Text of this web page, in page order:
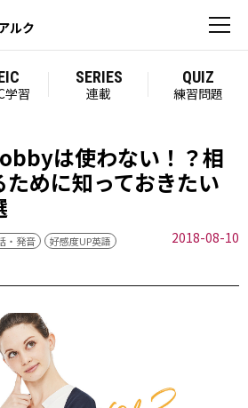
ルク
学習
SERIES
連載
QUIZ
練習問題
は使わない！？相
めに知っておきたい
・発音
好感度UP英語
2018-08-10